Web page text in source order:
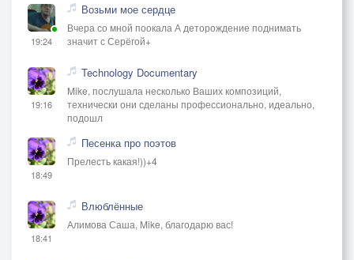
19:24
Возьми мое сердце
Вчера со мной поокала А деторождение поднимать
значит с Серёгой+
19:16
Technology Documentary
Mike, послушала несколько Ваших композиций,
технически они сделаны профессионально, идеально,
подошл
18:49
Песенка про поэтов
Прелесть какая!))+4
18:41
Влюблённые
Алимова Саша, Mike, благодарю вас!